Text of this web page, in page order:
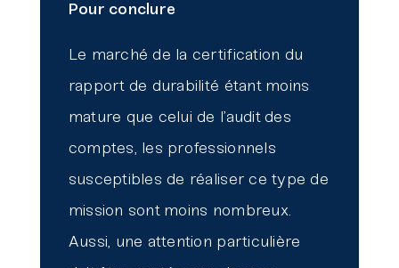
Pour conclure
Le marché de la certification du
rapport de durabilité étant moins
mature que celui de l’audit des
comptes, les professionnels
susceptibles de réaliser ce type de
mission sont moins nombreux.
Aussi, une attention particulière